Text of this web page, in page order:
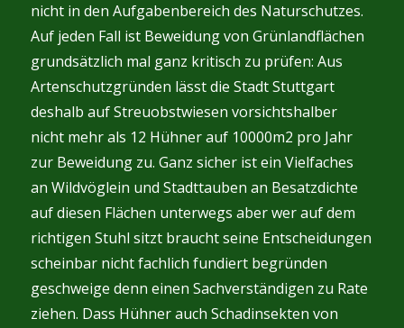
nicht in den Aufgabenbereich des Naturschutzes.
Auf jeden Fall ist Beweidung von Grünlandflächen
grundsätzlich mal ganz kritisch zu prüfen: Aus
Artenschutzgründen lässt die Stadt Stuttgart
deshalb auf Streuobstwiesen vorsichtshalber
nicht mehr als 12 Hühner auf 10000m2 pro Jahr
zur Beweidung zu. Ganz sicher ist ein Vielfaches
an Wildvöglein und Stadttauben an Besatzdichte
auf diesen Flächen unterwegs aber wer auf dem
richtigen Stuhl sitzt braucht seine Entscheidungen
scheinbar nicht fachlich fundiert begründen
geschweige denn einen Sachverständigen zu Rate
ziehen. Dass Hühner auch Schadinsekten von